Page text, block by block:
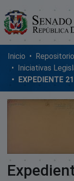
Comunidades
Glosario
Nosotros
Inicio
Iniciativas
EXPEDIENTE